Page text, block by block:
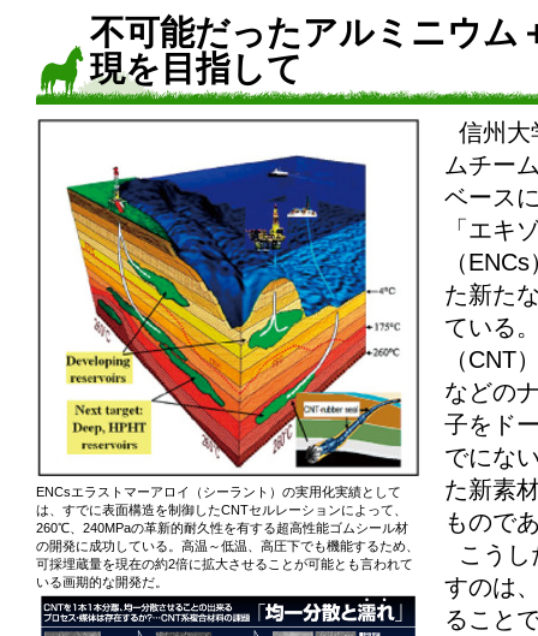
不可能だったアルミニウム
現を目指して
ENCsエラストマーアロイ（シーラント）の実用化実績として
は、すでに表面構造を制御したCNTセルレーションによって、
260℃、240MPaの革新的耐久性を有する超高性能ゴムシール材
の開発に成功している。高温～低温、高圧下でも機能するため、
可採埋蔵量を現在の約2倍に拡大させることが可能とも言われて
いる画期的な開発だ。
信州大
ムチー
ベース
「エキ
（
た新た
ている
（CNT
などの
子をド
でにな
た新素
もので
こうし
すのは
ること